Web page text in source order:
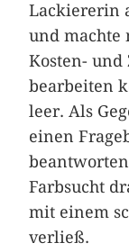
Lackiererin
und machte
Kosten-
bearbeiten
leer. Als
einen
Farbsucht
mit einem
verließ.